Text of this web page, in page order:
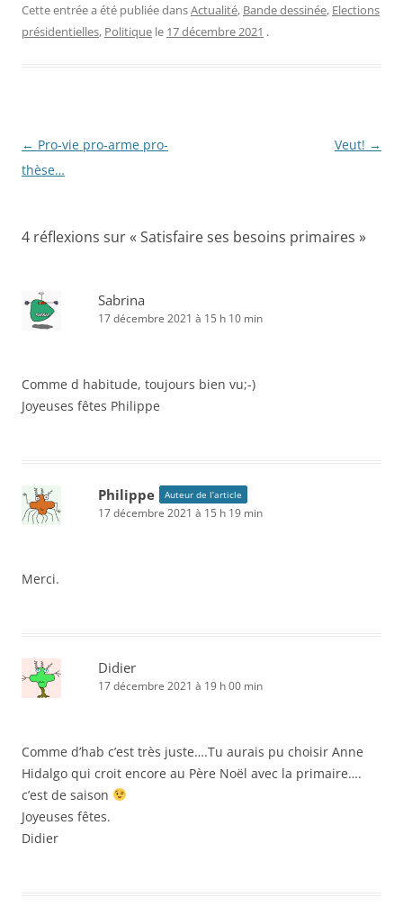
Cette entrée a été publiée dansActualité, Bande dessinée, Elections
présidentielles, Politique le 17 décembre 2021 .
Navigation
des
← Pro-vie pro-arme pro-
thèse…
Veut! →
4 réflexions sur « Satisfaire ses besoins primaires »
Sabrina
17 décembre 2021 à 15 h 10 min
Comme d habitude, toujours bien vu;-)
Joyeuses fêtes Philippe
Philippe Auteur de l’article
17 décembre 2021 à 15 h 19 min
Merci.
Didier
17 décembre 2021 à 19 h 00 min
Comme d’hab c’est très juste….Tu aurais pu choisir Anne
Hidalgo qui croit encore au Père Noël avec la primaire….
c’est de saison
Joyeuses fêtes.
Didier